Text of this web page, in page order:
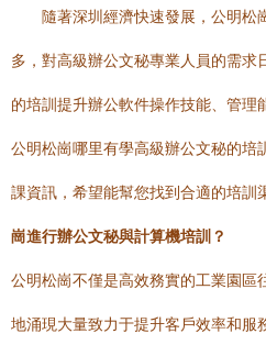
隨著深圳經濟快速發展，公明松
多，對高級辦公文秘專業人員的需求
的培訓提升辦公軟件操作技能、管理
公明松崗哪里有學高級辦公文秘的培
課資訊，希望能幫您找到合適的培訓
崗進行辦公文秘與計算機培訓？
公明松崗不僅是高效務實的工業園區
地涌現大量致力于提升客戶效率和服